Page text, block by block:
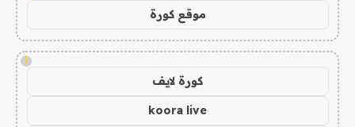
موقع كورة
!
كورة لايف
koora live